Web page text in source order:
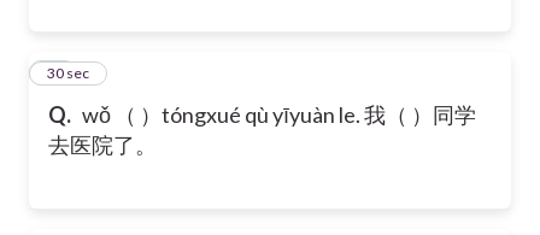
Q. wǒ （ ）tóngxué qù yīyuàn le. 我（ ）同学
去医院了。
20
30 sec